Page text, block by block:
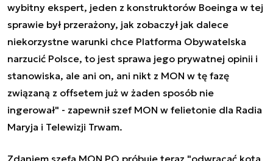
wybitny ekspert, jeden z konstruktorów Boeinga w tej
sprawie był przerażony, jak zobaczył jak dalece
niekorzystne warunki chce Platforma Obywatelska
narzucić Polsce, to jest sprawa jego prywatnej opinii i
stanowiska, ale ani on, ani nikt z MON w tę fazę
związaną z offsetem już w żaden sposób nie
ingerował" - zapewnił szef MON w felietonie dla Radia
Maryja i Telewizji Trwam.
Zdaniem szefa MON PO próbuje teraz "odwracać kota